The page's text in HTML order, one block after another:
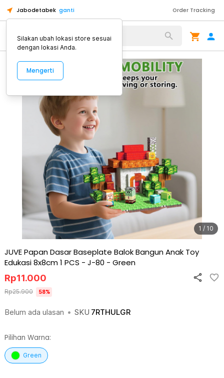
Jabodetabek ganti Order Tracking
Alat Kopi
1 / 10
JUVE Papan Dasar Baseplate Balok Bangun Anak Toy
Edukasi 8x8cm 1 PCS - J-80 - Green
Belum ada ulasan • SKU 7RTHULGR
Rp11.000
Rp25.900 58%
Pilihan Warna:
Green
Silakan ubah lokasi store sesuai
dengan lokasi Anda.
Mengerti